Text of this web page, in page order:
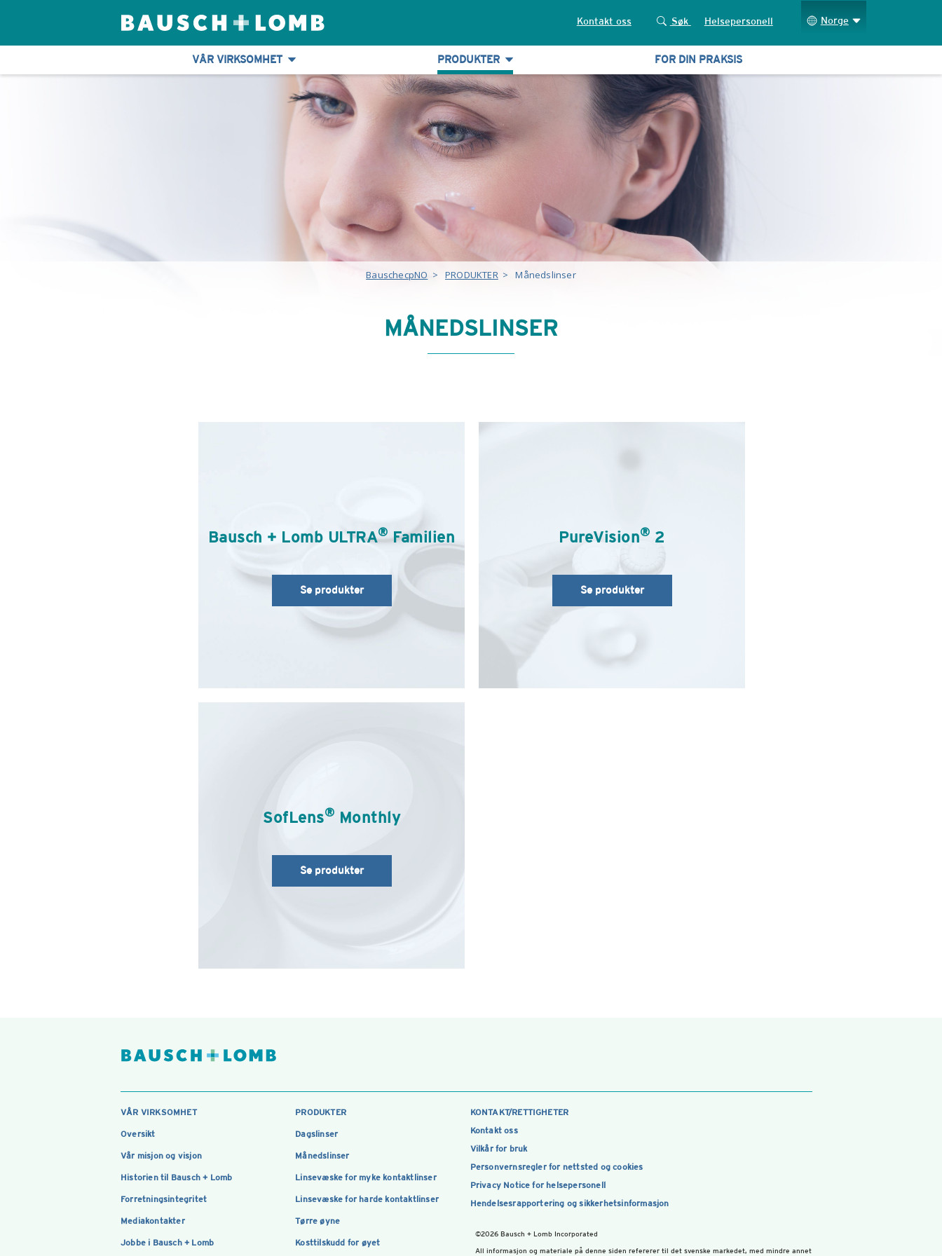
Kontakt oss Søk Helsepersonell Norge
VÅR VIRKSOMHET PRODUKTER FOR DIN PRAKSIS
BauschecpNO > PRODUKTER> Månedslinser
MÅNEDSLINSER
Bausch + Lomb ULTRA®Familien
Se produkter
PureVision® 2
Se produkter
SofLens® Monthly
Se produkter
VÅR VIRKSOMHET
Oversikt
Vår misjon og visjon
Historien til Bausch + Lomb
Forretningsintegritet
Mediakontakter
Jobbe i Bausch + Lomb
PRODUKTER
Dagslinser
Månedslinser
Linsevæske for myke kontaktlinser
Linsevæske for harde kontaktlinser
Tørre øyne
Kosttilskudd for øyet
KONTAKT/RETTIGHETER
Kontakt oss
Vilkår for bruk
Personvernsregler for nettsted og cookies
Privacy Notice for helsepersonell
Hendelsesrapportering og sikkerhetsinformasjon
©2026 Bausch + Lomb Incorporated
All informasjon og materiale på denne siden refererer til det svenske markedet, med mindre annet